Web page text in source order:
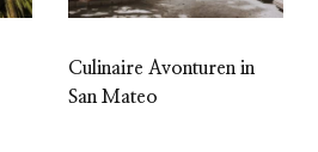
Culinaire Avonturen in
San Mateo